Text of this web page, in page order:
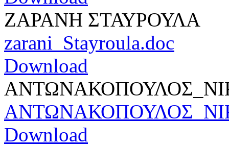
ΖΑΡΑΝΗ ΣΤΑΥΡΟΥΛΑ
zarani_Stayroula.doc
Download
Download